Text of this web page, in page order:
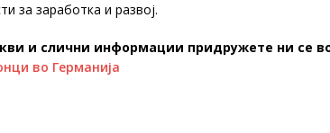
за заработка и развој.
и слични информации придружете ни се
во Германија